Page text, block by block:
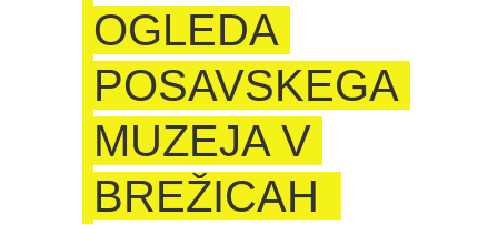
OGLEDA
POSAVSKEGA
MUZEJA V
BREŽICAH